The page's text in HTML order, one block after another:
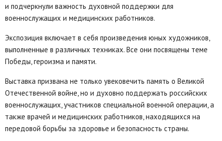
и подчеркнули важность духовной поддержки для
военнослужащих и медицинских работников.
Экспозиция включает в себя произведения юных художников,
выполненные в различных техниках. Все они посвящены теме
Победы, героизма и памяти.
Выставка призвана не только увековечить память о Великой
Отечественной войне, но и духовно поддержать российских
военнослужащих, участников специальной военной операции, а
также врачей и медицинских работников, находящихся на
передовой борьбы за здоровье и безопасность страны.